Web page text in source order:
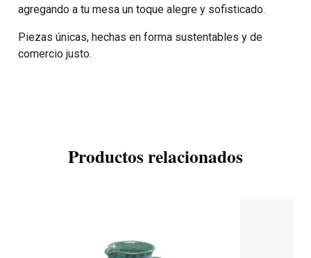
agregando a tu mesa un toque alegre y sofisticado.
Piezas únicas, hechas en forma sustentables y de
comercio justo.
Productos relacionados